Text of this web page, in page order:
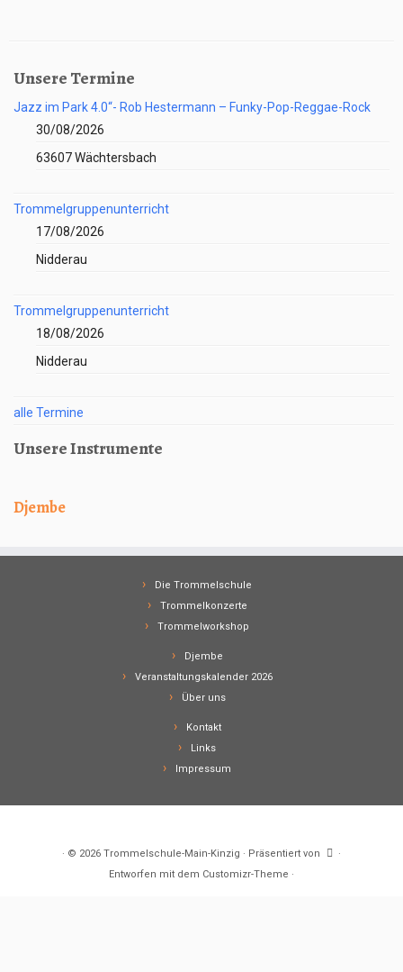
Unsere Termine
Jazz im Park 4.0“- Rob Hestermann – Funky-Pop-Reggae-Rock
30/08/2026
63607 Wächtersbach
Trommelgruppenunterricht
17/08/2026
Nidderau
Trommelgruppenunterricht
18/08/2026
Nidderau
alle Termine
Unsere Instrumente
Djembe
Die Trommelschule
Trommelkonzerte
Trommelworkshop
Djembe
Veranstaltungskalender 2026
Über uns
Kontakt
Links
Impressum
· © 2026 Trommelschule-Main-Kinzig · Präsentiert von
·
Entworfen mit dem Customizr-Theme ·